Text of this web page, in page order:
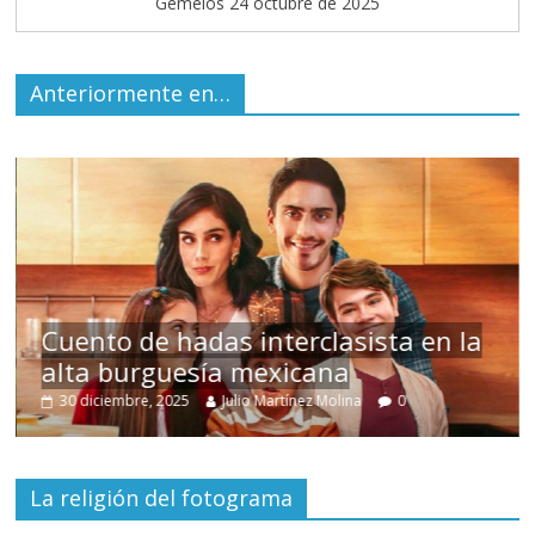
Anteriormente en…
Cuento de hadas interclasista en la
alta burguesía mexicana
30 diciembre, 2025 Julio Martínez Molina 0
La religión del fotograma